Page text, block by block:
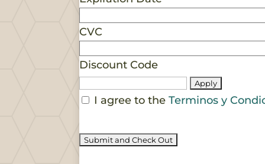
CVC
Discount Code
I agree to theTerminos y